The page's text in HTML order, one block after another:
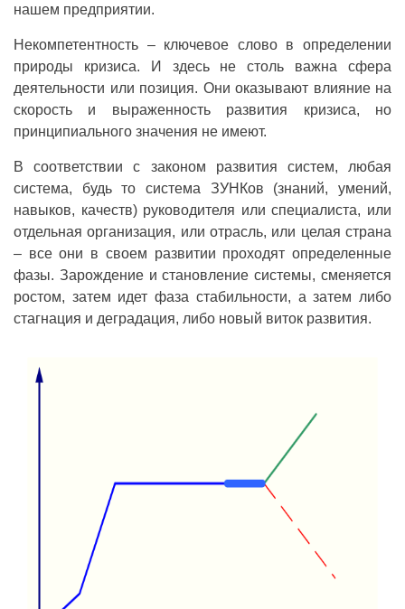
нашем предприятии.
Некомпетентность – ключевое слово в определении
природы кризиса. И здесь не столь важна сфера
деятельности или позиция. Они оказывают влияние на
скорость и выраженность развития кризиса, но
принципиального значения не имеют.
В соответствии с законом развития систем, любая
система, будь то система ЗУНКов (знаний, умений,
навыков, качеств) руководителя или специалиста, или
отдельная организация, или отрасль, или целая страна
– все они в своем развитии проходят определенные
фазы. Зарождение и становление системы, сменяется
ростом, затем идет фаза стабильности, а затем либо
стагнация и деградация, либо новый виток развития.